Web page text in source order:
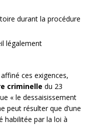
durant la procédure
légalement
ces exigences,
criminelle du 23
« le dessaisissement
peut résulter que d’une
habilitée par la loi à